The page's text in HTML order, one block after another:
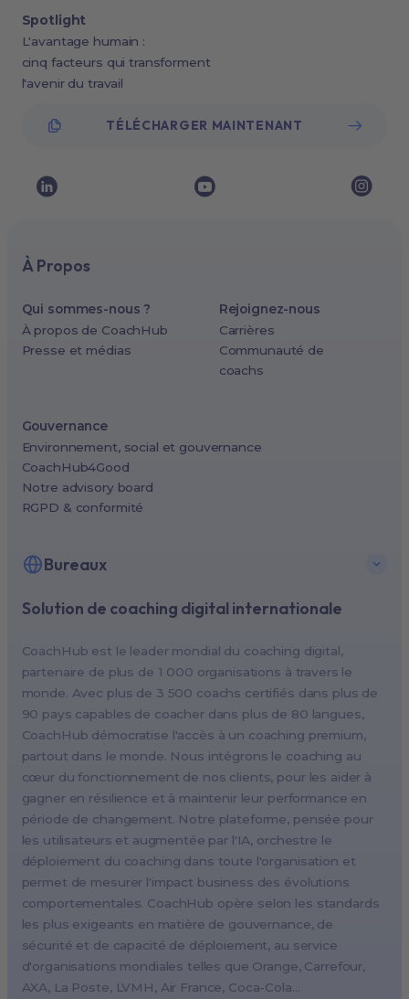
Spotlight
L'avantage humain :
cinq facteurs qui transforment
l'avenir du travail
TÉLÉCHARGER MAINTENANT
Solution de coaching digital internationale
CoachHub est le leader mondial du coaching digital,
partenaire de plus de 1 000 organisations à travers le
monde. Avec plus de 3 500 coachs certifiés dans plus de
90 pays capables de coacher dans plus de 80 langues,
CoachHub démocratise l'accès à un coaching premium,
partout dans le monde. Nous intégrons le coaching au
cœur du fonctionnement de nos clients, pour les aider à
gagner en résilience et à maintenir leur performance en
période de changement. Notre plateforme, pensée pour
les utilisateurs et augmentée par l'IA, orchestre le
déploiement du coaching dans toute l'organisation et
permet de mesurer l'impact business des évolutions
comportementales. CoachHub opère selon les standards
les plus exigeants en matière de gouvernance, de
sécurité et de capacité de déploiement, au service
d'organisations mondiales telles que Orange, Carrefour,
AXA, La Poste, LVMH, Air France, Coca-Cola…
À Propos
Qui sommes-nous ?
À propos de CoachHub
Presse et médias
Rejoignez-nous
Carrières
Communauté de
coachs
Gouvernance
Environnement, social et gouvernance
CoachHub4Good
Notre advisory board
RGPD & conformité
Bureaux
New York, USA (North America HQ)
London, UK
Paris, France
Melbourne, Australia
Amsterdam, Netherlands
Milan, Italy
Madrid, Spain
Stockholm, Sweden
Vienna, Austria
Copenhagen, Denmark
Brussels, Belgium
Lisbon, Portugal
Tokyo, Japan